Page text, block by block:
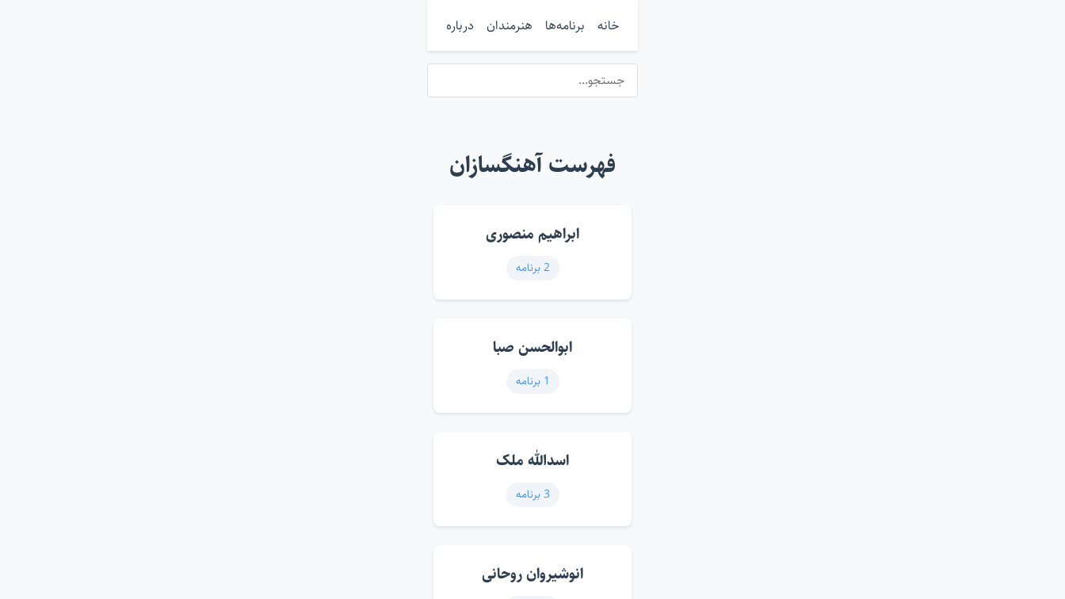
خانه برنامه‌ها هنرمندان درباره
فهرست آهنگسازان
ابراهیم منصوری
2 برنامه
ابوالحسن صبا
1 برنامه
اسدالله ملک
3 برنامه
انوشیروان روحانی